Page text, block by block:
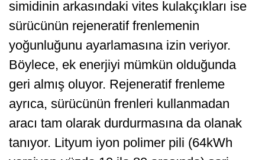
simidinin arkasındaki vites kulakçıkları ise
sürücünün rejeneratif frenlemenin
yoğunluğunu ayarlamasına izin veriyor.
Böylece, ek enerjiyi mümkün olduğunda
geri almış oluyor. Rejeneratif frenleme
ayrıca, sürücünün frenleri kullanmadan
aracı tam olarak durdurmasına da olanak
tanıyor. Lityum iyon polimer pili (64kWh